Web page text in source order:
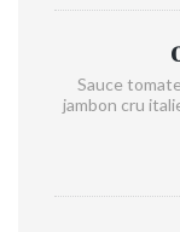
Sauce
jambon cru